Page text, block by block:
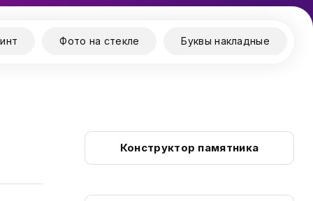
Фото на стекле Буквы накладные
Конструктор памятника